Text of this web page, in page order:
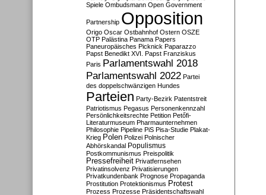
Spiele Ombudsmann Open Government
Partnership Opposition
Origo Oscar Ostbahnhof Ostern OSZE
OTP Palästina Panama Papers
Paneuropäisches Picknick Paparazzo
Papst Benedikt XVI. Papst Franziskus
Paris Parlamentswahl 2018
Parlamentswahl 2022 Partei
des doppelschwänzigen Hundes
Parteien Party-Bezirk Patentstreit
Patriotismus Pegasus Personenkennzahl
Persönlichkeitsrechte Petition Petőfi-
Literaturmuseum Pharmaunternehmen
Philosophie Pipeline PiS Pisa-Studie Plakat-
Krieg Polen Polizei Polnischer
Abhörskandal Populismus
Postkommunismus Preispolitik
Pressefreiheit Privatfernsehen
Privatinsolvenz Privatisierungen
Privatkundenbank Prognose Propaganda
Prostitution Protektionismus Protest
Prozess Prozesse Präsidentschaftswahl